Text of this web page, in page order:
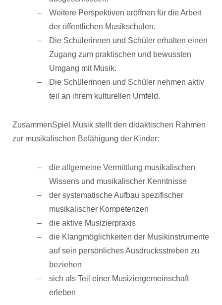
Weitere Perspektiven eröffnen für die Arbeit
der öffentlichen Musikschulen.
Die Schülerinnen und Schüler erhalten einen
Zugang zum praktischen und bewussten
Umgang mit Musik.
Die Schülerinnen und Schüler nehmen aktiv
teil an ihrem kulturellen Umfeld.
ZusammenSpiel Musik stellt den didaktischen Rahmen
zur musikalischen Befähigung der Kinder:
die allgemeine Vermittlung musikalischen
Wissens und musikalischer Kenntnisse
der systematische Aufbau spezifischer
musikalischer Kompetenzen
die aktive Musizierpraxis
die Klangmöglichkeiten der Musikinstrumente
auf sein persönliches Ausdrucksstreben zu
beziehen
sich als Teil einer Musiziergemeinschaft
erleben